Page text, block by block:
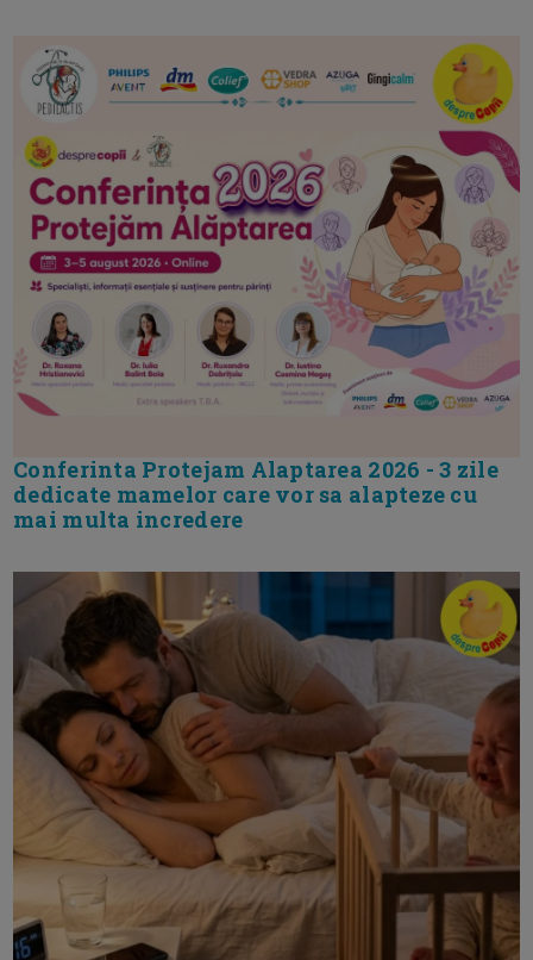
Conferinta Protejam Alaptarea 2026 - 3 zile
dedicate mamelor care vor sa alapteze cu
mai multa incredere